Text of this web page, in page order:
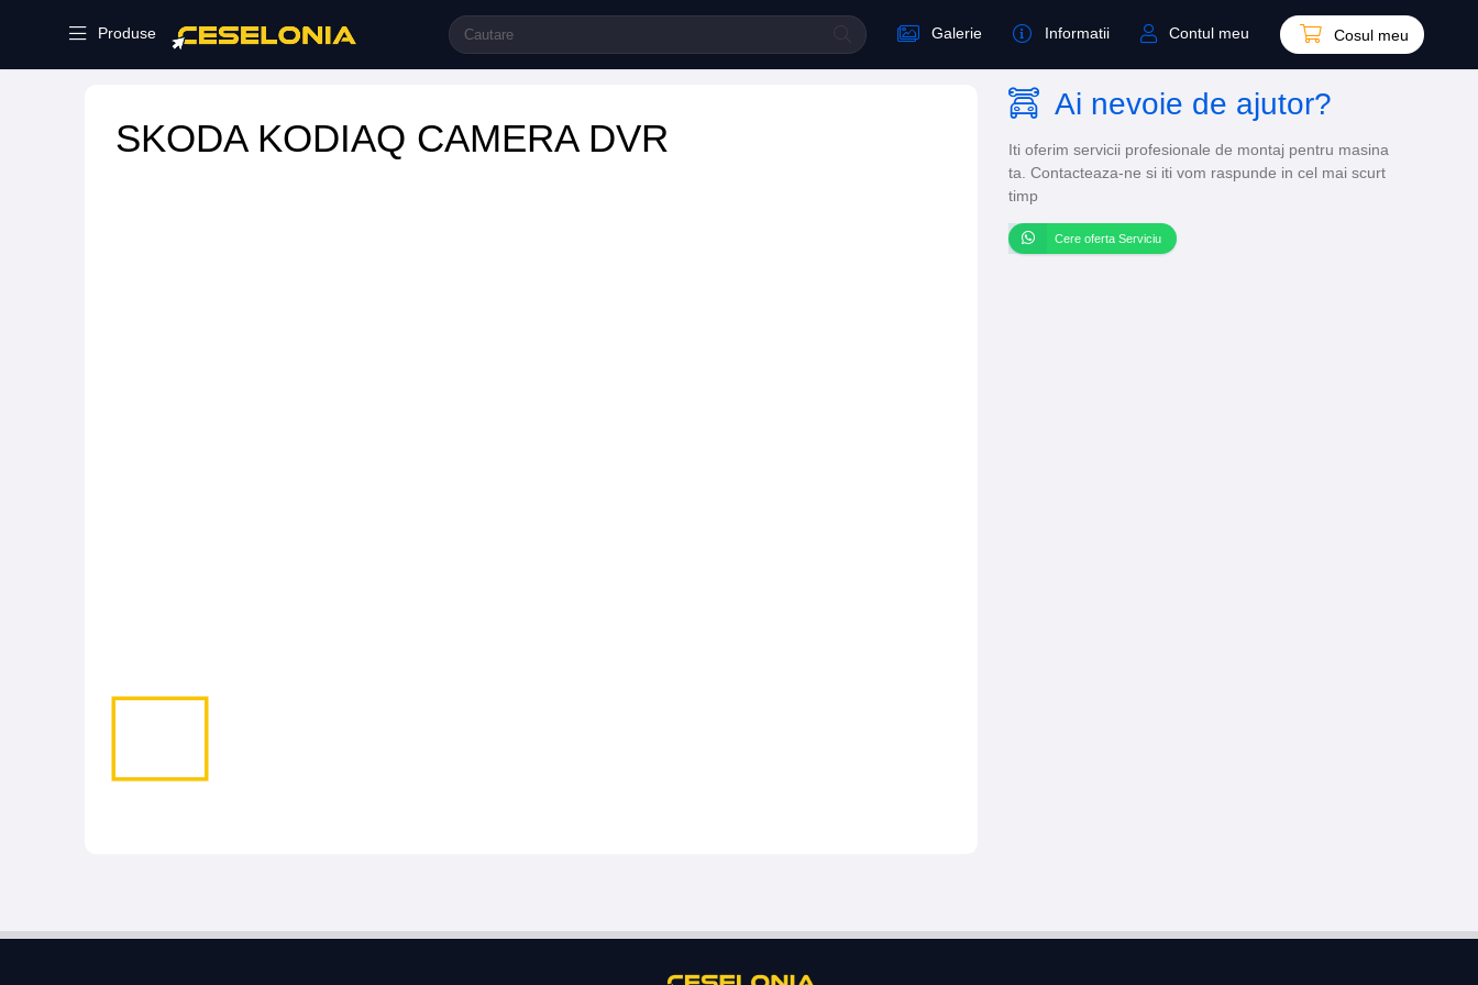
Produse Galerie Informatii Contul meu Cosul meu
SKODA KODIAQ CAMERA DVR
Ai nevoie de ajutor?
Iti oferim servicii profesionale de montaj pentru masina
ta. Contacteaza-ne si iti vom raspunde in cel mai scurt
timp
Cere oferta Serviciu